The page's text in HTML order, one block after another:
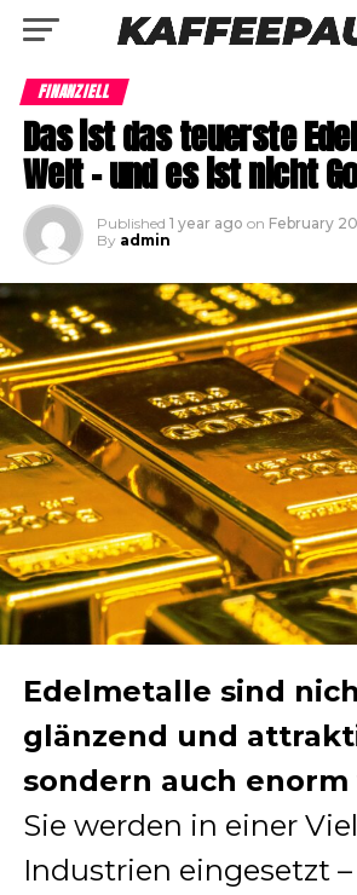
FINANZIELL
Das ist das teuerste
Welt – und es ist nicht
Published 1 year ago on February
By admin
Edelmetalle sind
glänzend und
sondern auch
Sie werden in einer
Industrien eingesetzt –